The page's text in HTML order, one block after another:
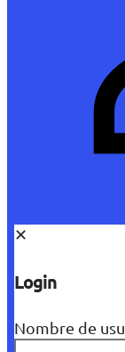
✕
Login
Nombre de